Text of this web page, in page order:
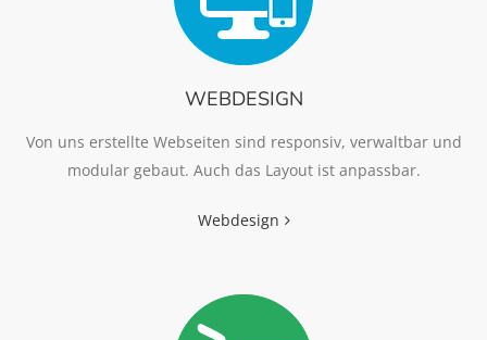
WEBDESIGN
Von uns erstellte Webseiten sind responsiv, verwaltbar und
modular gebaut. Auch das Layout ist anpassbar.
Webdesign